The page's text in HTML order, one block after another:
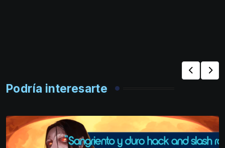
Podría interesarte